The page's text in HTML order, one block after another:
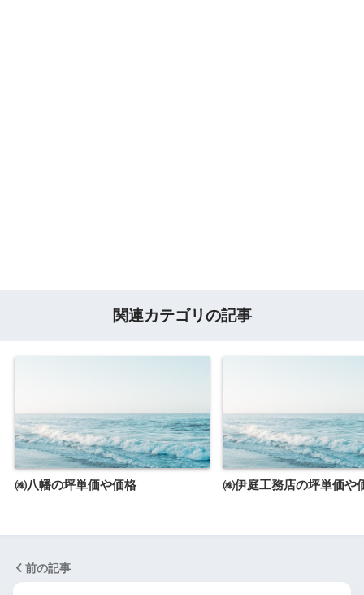
関連カテゴリの記事
㈱八幡の坪単価や価格 ㈱伊庭工務店の坪単価や
前の記事